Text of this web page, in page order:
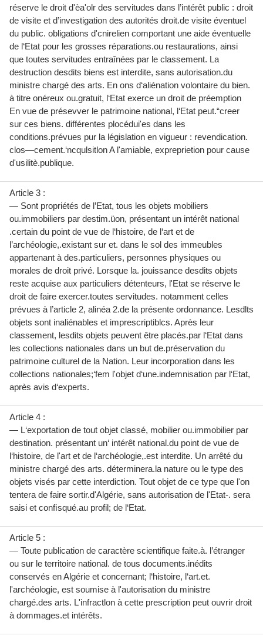
réserve le droit d'èa'olr des servitudes dans l’intérêt public : droit
de visite et d’investigation des autorités droit.de visite éventuel
du public. obligations d'cnirelien comportant une aide éventuelle
de l‘Etat pour les grosses réparations.ou restaurations, ainsi
que toutes servitudes entraînées par le classement. La
destruction desdits biens est interdite, sans autorisation.du
ministre chargé des arts. En ons d‘aliénation volontaire du bien.
à titre onéreux ou.gratuit, l‘Etat exerce un droit de préemption
En vue de présevver le patrimoine national, l‘Etat peut.“creer
sur ces biens. différentes plocédui'es dans les
conditions.prévues pur la législation en vigueur : revendication.
clos—cement.‘ncqulsitlon A l'amiable, expreprietion pour cause
d'usilitè.publique.
Article 3 :
— Sont propriétés de l’Etat, tous les objets mobiliers
ou.immobiliers par destim.üon, présentant un intérêt national
.certain du point de vue de l‘histoire, de l‘art et de
l’archéologie,.existant sur et. dans le sol des immeubles
appartenant à des.particuliers, personnes physiques ou
morales de droit privé. Lorsque la. jouissance desdits objets
reste acquise aux particuliers détenteurs, l'Etat se réserve le
droit de faire exercer.toutes servitudes. notamment celles
prévues à l’article 2, alinéa 2.de la présente ordonnance. Lesdlts
objets sont inaliénables et imprescriptiblcs. Après leur
classement, lesdits objets peuvent être placés.par l‘Etat dans
les collections nationales dans un but de.préservation du
patrimoine culturel de la Nation. Leur incorporation dans les
collections nationales;‘fem l'objet d‘une.indemnisation par l‘Etat,
après avis d‘experts.
Article 4 :
— L‘exportation de tout objet classé, mobilier ou.immobilier par
destination. présentant un‘ intérêt national.du point de vue de
l‘histoire, de l'art et de l‘archéologie,.est interdite. Un arrêté du
ministre chargé des arts. déterminera.la nature ou le type des
objets visés par cette interdiction. Tout objet de ce type que l'on
tentera de faire sortir.d'Algérie, sans autorisation de l'Etat-. sera
saisi et conﬁsqué.au profil; de l‘Etat.
Article 5 :
— Toute publication de caractère scientifique faite.à. l’étranger
ou sur le territoire national. de tous documents.inédits
conservés en Algérie et concernant; l‘histoire, l‘art.et.
l'archéologie, est soumise à l'autorisation du ministre
chargé.des arts. L'infractlon à cette prescription peut ouvrir droit
à dommages.et intérêts.